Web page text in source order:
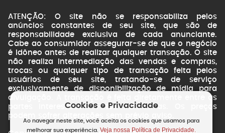
ATENÇÃO: O site não se responsabiliza pelos
anúncios constantes de seu site, que são de
responsabilidade exclusiva de cada anunciante.
Cabe ao consumidor assegurar-se de que o negócio
é idôneo antes de realizar qualquer transação. O site
não realiza intermediação das vendas e compras,
trocas ou qualquer tipo de transação feita pelos
usuários de seu site, tratando-se de serviço
exclusivamente de disponibilização de mídia para
divulgação. A transação é feita diretamente entre as
partes interessadas. Fotos ilustrativas. Os preços
podem sofrer alterações sem prévio aviso.
Cookies e Privacidade
Ao navegar neste site, você aceita os cookies que usamos para
melhorar sua experiência.Veja nossa Política de Privacidade.